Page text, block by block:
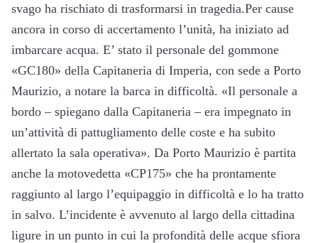
svago ha rischiato di trasformarsi in tragedia.Per cause
ancora in corso di accertamento l’unità, ha iniziato ad
imbarcare acqua. E’ stato il personale del gommone
«GC180» della Capitaneria di Imperia, con sede a Porto
Maurizio, a notare la barca in difficoltà. «Il personale a
bordo – spiegano dalla Capitaneria – era impegnato in
un’attività di pattugliamento delle coste e ha subito
allertato la sala operativa». Da Porto Maurizio è partita
anche la motovedetta «CP175» che ha prontamente
raggiunto al largo l’equipaggio in difficoltà e lo ha tratto
in salvo. L’incidente è avvenuto al largo della cittadina
ligure in un punto in cui la profondità delle acque sfiora